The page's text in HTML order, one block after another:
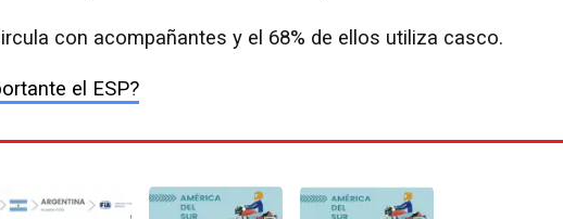
con acompañantes y el 68% de ellos utiliza casco.
el ESP?